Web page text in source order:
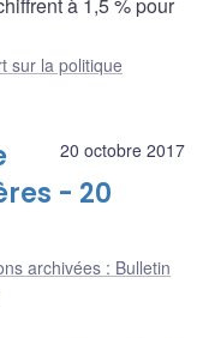
sur la politique
20 octobre 2017
- 20
archivées : Bulletin